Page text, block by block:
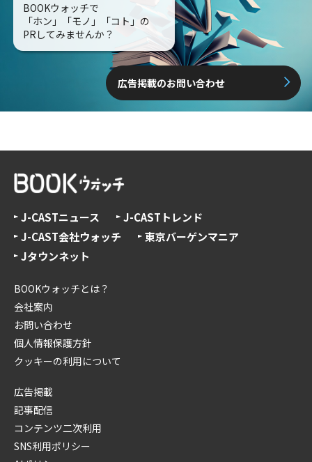
BOOKウォッチで
「ホン」「モノ」「コト」の
PRしてみませんか？
広告掲載のお問い合わせ
J-CASTニュース
J-CASTトレンド
J-CAST会社ウォッチ
東京バーゲンマニア
Jタウンネット
BOOKウォッチとは？
会社案内
お問い合わせ
個人情報保護方針
クッキーの利用について
広告掲載
記事配信
コンテンツ二次利用
SNS利用ポリシー